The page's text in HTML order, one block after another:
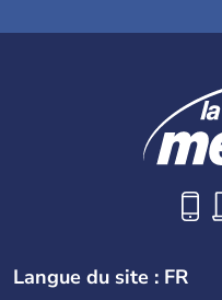
Langue du site : FR